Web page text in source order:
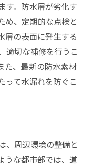
す。防水層が劣化す
め、定期的な点検と
層の表面に発生する
適切な補修を行うこ
た、最新の防水素材
って水漏れを防ぐこ
、周辺環境の整備と
うな都市部では、道